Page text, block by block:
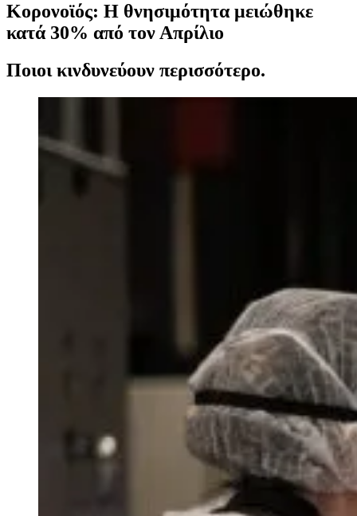
Κορονοϊός: Η θνησιμότητα μειώθηκε
κατά 30% από τον Απρίλιο
Ποιοι κινδυνεύουν περισσότερο.